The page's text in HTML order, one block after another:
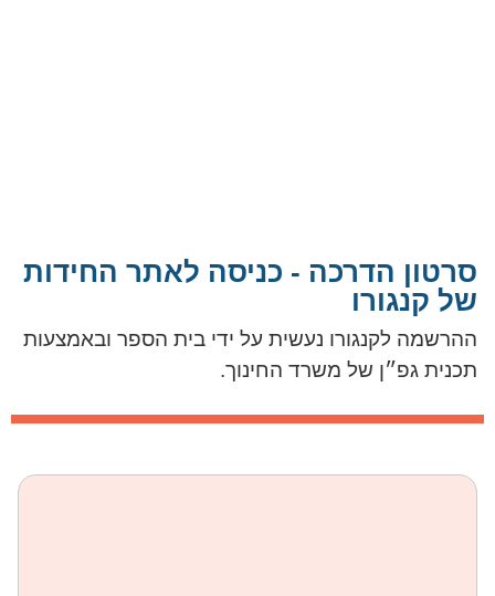
סרטון הדרכה - כניסה לאתר החידות
של קנגורו
ההרשמה לקנגורו נעשית על ידי בית הספר ובאמצעות
תכנית גפ״ן של משרד החינוך.